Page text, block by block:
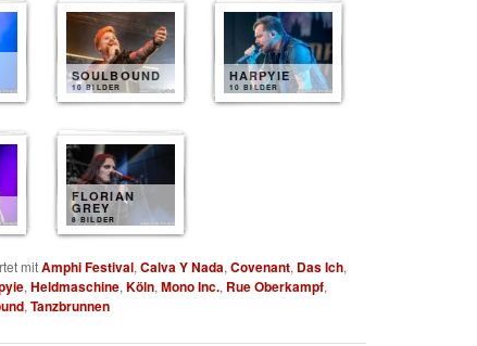
SOULBOUND
10 BILDER
HARPYIE
10 BILDER
FLORIAN
GREY
8 BILDER
mitAmphi Festival, Calva Y Nada, Covenant, Das Ich,
, Heldmaschine, Köln, Mono Inc., Rue Oberkampf,
, Tanzbrunnen